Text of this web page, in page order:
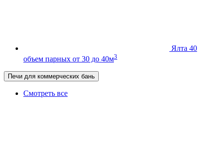
Ялта 40
объем парных от 30 до 40м3
Печи для коммерческих бань
Смотреть все